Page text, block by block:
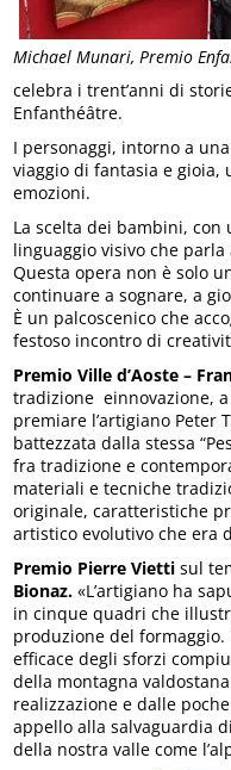
Michael Munari, Premio
celebra i trent’anni di
Enfanthéâtre.
I personaggi, intorno a
viaggio di fantasia e
emozioni.
La scelta dei bambini,
linguaggio visivo che
Questa opera non è solo
continuare a sognare, a
È un palcoscenico che
festoso incontro di
Premio Ville d’Aoste –
tradizione einnovazione, a
premiare l’artigiano Peter
battezzata dalla stessa
fra tradizione e
materiali e tecniche
originale, caratteristiche
artistico evolutivo che era
Premio Pierre Vietti sul
Bionaz.«L’artigiano ha
in cinque quadri che
produzione del
efficace degli sforzi
della montagna
realizzazione e dalle
appello alla salvaguardia
della nostra valle come